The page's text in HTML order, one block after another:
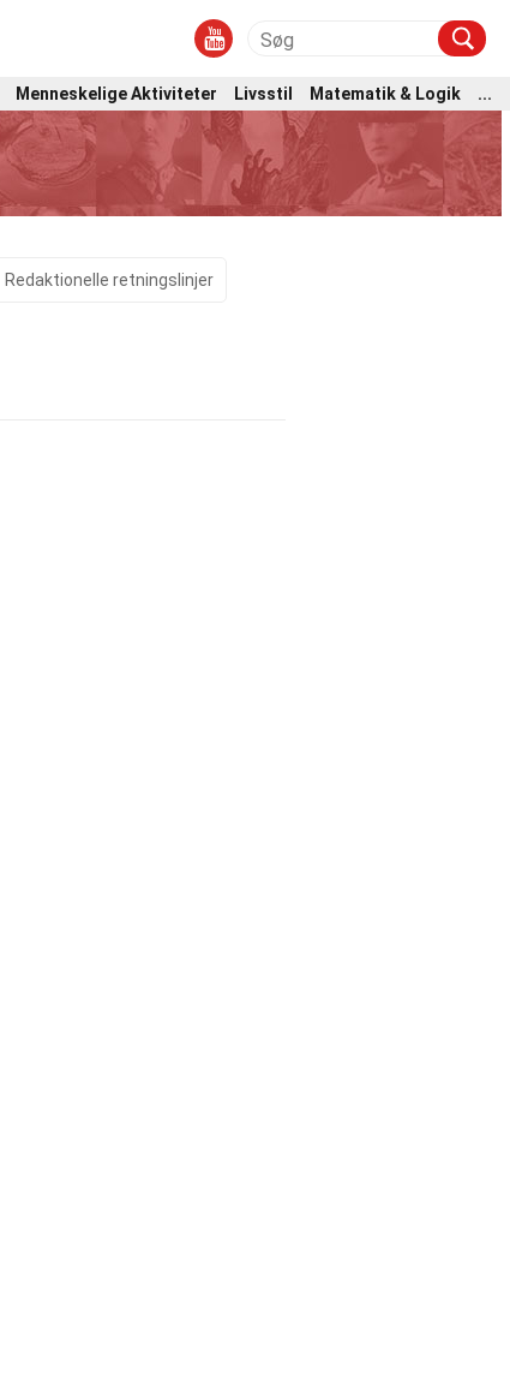
Menneskelige Aktiviteter Livsstil Matematik & Logik
...
Redaktionelle retningslinjer